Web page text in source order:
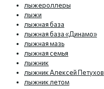
лыжероллеры
лыжи
лыжная база
лыжная база «Динамо»
лыжная мазь
лыжная семья
лыжник
лыжник Алексей Петухов
лыжник летом